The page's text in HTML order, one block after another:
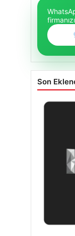
Son